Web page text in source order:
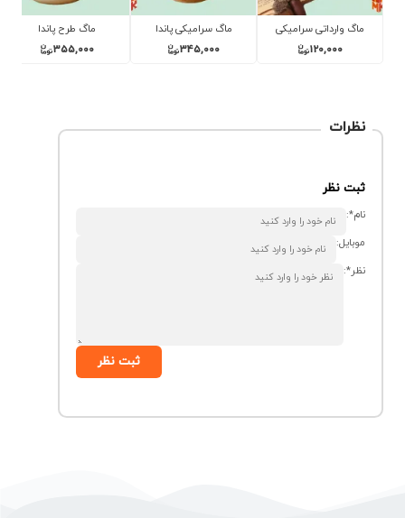
طرح پاندا ماگ خرسی ماگ کله خرسی ماگ
نظرات
ثبت نظر
نام*:
موبایل:
نظر*:
ثبت نظر